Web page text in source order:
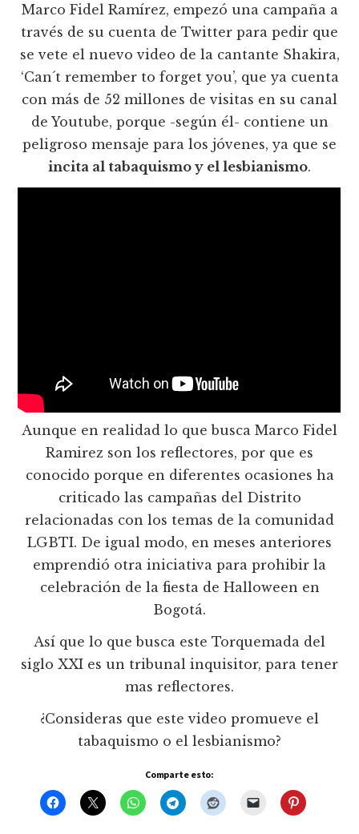
Marco Fidel Ramírez, empezó una campaña a
través de su cuenta de Twitter para pedir que
se vete el nuevo video de la cantante Shakira,
‘Can´t remember to forget you’, que ya cuenta
con más de 52 millones de visitas en su canal
de Youtube, porque -según él- contiene un
peligroso mensaje para los jóvenes, ya que se
incita al tabaquismo y el lesbianismo.
Aunque en realidad lo que busca Marco Fidel
Ramirez son los reflectores, por que es
conocido porque en diferentes ocasiones ha
criticado las campañas del Distrito
relacionadas con los temas de la comunidad
LGBTI. De igual modo, en meses anteriores
emprendió otra iniciativa para prohibir la
celebración de la fiesta de Halloween en
Bogotá.
Así que lo que busca este Torquemada del
siglo XXI es un tribunal inquisitor, para tener
mas reflectores.
¿Consideras que este video promueve el
tabaquismo o el lesbianismo?
Comparte esto: